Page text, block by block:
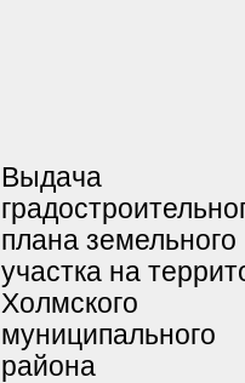
Выдача
плана земельного
участка на
Холмского
муниципального
района